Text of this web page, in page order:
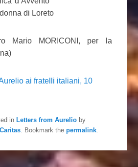
di Loreto
Mario MORICONI, per la
ai fratelli italiani, 10
in Letters from Aurelio by
. Bookmark thepermalink.